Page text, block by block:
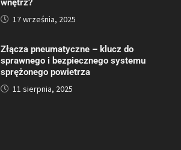
wnętrz?
17 września, 2025
Złącza pneumatyczne – klucz do
sprawnego i bezpiecznego systemu
sprężonego powietrza
11 sierpnia, 2025